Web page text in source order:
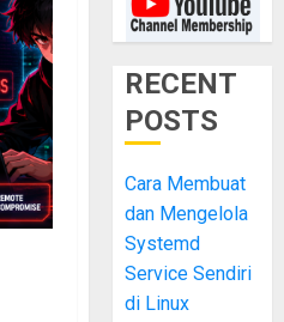
RECENT
POSTS
Cara Membuat
dan Mengelola
Systemd
Service Sendiri
di Linux